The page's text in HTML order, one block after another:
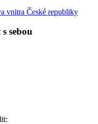
vnitra České republiky
sebou